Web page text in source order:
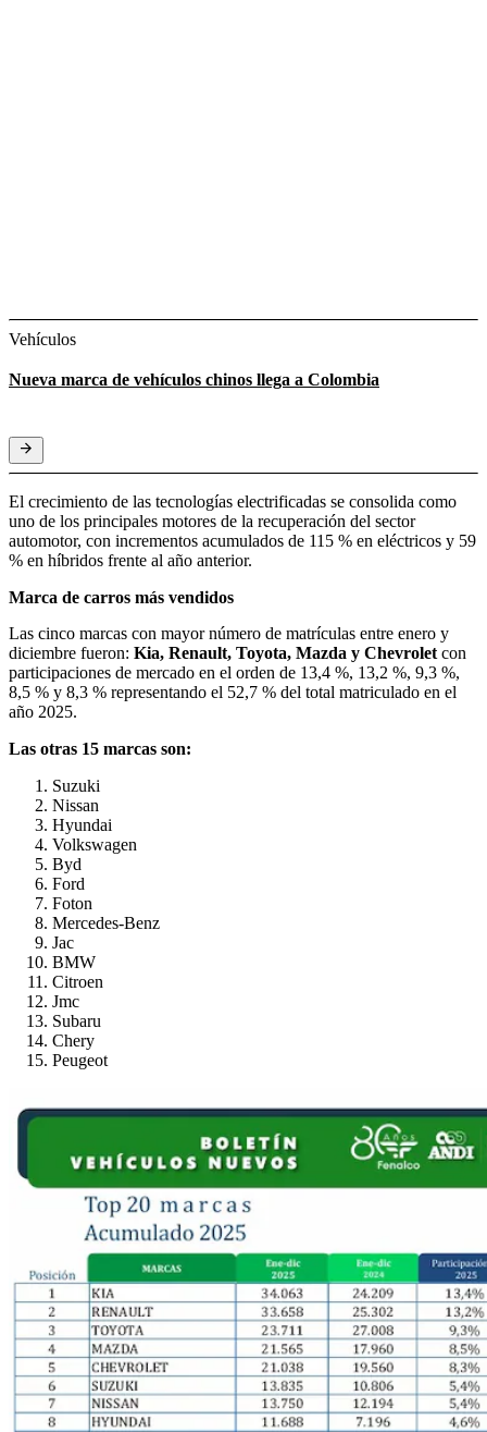
Vehículos
Nueva marca de vehículos chinos llega a Colombia
El crecimiento de las tecnologías electrificadas se consolida como
uno de los principales motores de la recuperación del sector
automotor, con incrementos acumulados de 115 % en eléctricos y 59
% en híbridos frente al año anterior.
Marca de carros más vendidos
Las cinco marcas con mayor número de matrículas entre enero y
diciembre fueron: Kia, Renault, Toyota, Mazda y Chevroletcon
participaciones de mercado en el orden de 13,4 %, 13,2 %, 9,3 %,
8,5 % y 8,3 % representando el 52,7 % del total matriculado en el
año 2025.
Las otras 15 marcas son:
Suzuki
Nissan
Hyundai
Volkswagen
Byd
Ford
Foton
Mercedes-Benz
Jac
BMW
Citroen
Jmc
Subaru
Chery
Peugeot